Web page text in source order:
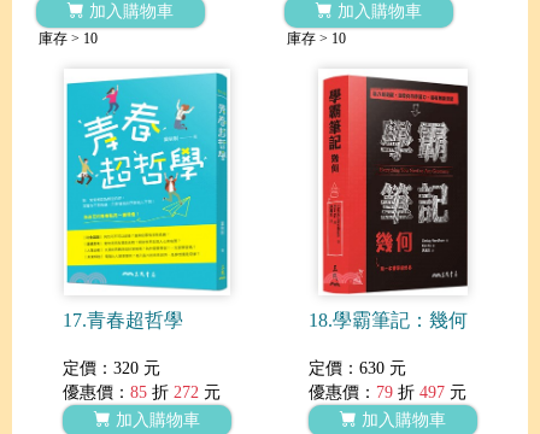
加入購物車
庫存 > 10
加入購物車
庫存 > 10
17.青春超哲學
定價：320 元
優惠價： 85 折 272 元
加入購物車
18.學霸筆記：幾何
定價：630 元
優惠價： 79 折 497 元
加入購物車